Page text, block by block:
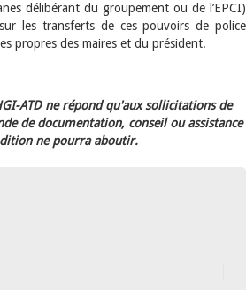
délibérant du groupement ou de l’EPCI)
les transferts de ces pouvoirs de police
propres des maires et du président.
ATD ne répond qu'aux sollicitations de
de documentation, conseil ou assistance
ne pourra aboutir.